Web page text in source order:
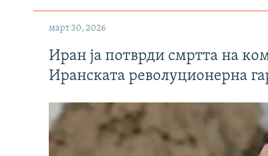
март 30, 2026
Иран ја потврди смртта на
Иранската револуционерна